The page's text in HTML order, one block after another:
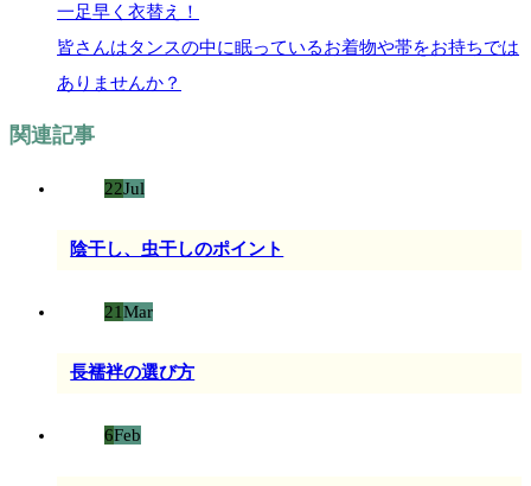
一足早く衣替え！
皆さんはタンスの中に眠っているお着物や帯をお持ちでは
ありませんか？
関連記事
22Jul
陰干し、虫干しのポイント
21Mar
長襦袢の選び方
6Feb